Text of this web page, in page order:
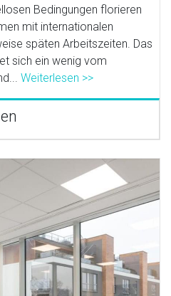
Bedingungen florieren
mit internationalen
späten Arbeitszeiten. Das
sich ein wenig vom
Weiterlesen >>